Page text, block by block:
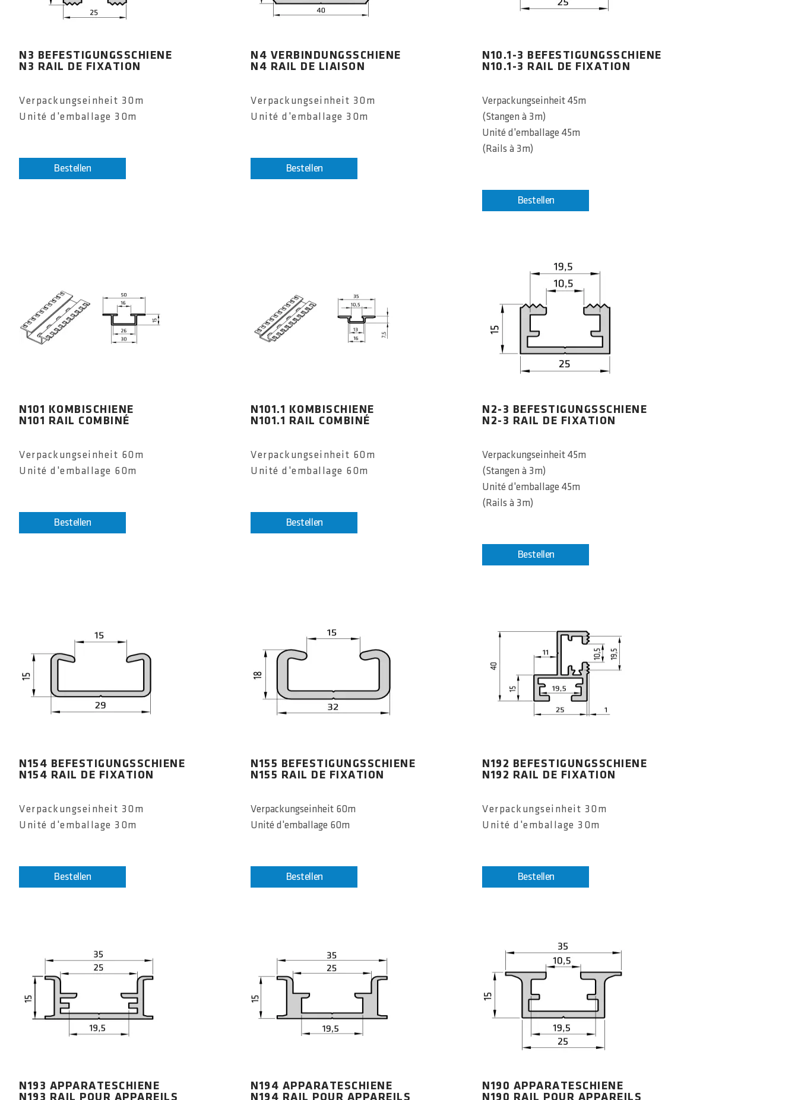
N3 BEFESTIGUNGSSCHIENE
N3 RAIL DE FIXATION
Verpackungseinheit 30m
Unité d'emballage 30m
Bestellen
N4 VERBINDUNGSSCHIENE
N4 RAIL DE LIAISON
Verpackungseinheit 30m
Unité d'emballage 30m
Bestellen
N10.1-3 BEFESTIGUNGSSCHIENE
N10.1-3 RAIL DE FIXATION
Verpackungseinheit 45m
(Stangen à 3m)
Unité d'emballage 45m
(Rails à 3m)
Bestellen
N101 KOMBISCHIENE
N101 RAIL COMBINÉ
Verpackungseinheit 60m
Unité d'emballage 60m
Bestellen
N101.1 KOMBISCHIENE
N101.1 RAIL COMBINÉ
Verpackungseinheit 60m
Unité d'emballage 60m
Bestellen
N2-3 BEFESTIGUNGSSCHIENE
N2-3 RAIL DE FIXATION
Verpackungseinheit 45m
(Stangen à 3m)
Unité d'emballage 45m
(Rails à 3m)
Bestellen
N154 BEFESTIGUNGSSCHIENE
N154 RAIL DE FIXATION
Verpackungseinheit 30m
Unité d'emballage 30m
Bestellen
N155 BEFESTIGUNGSSCHIENE
N155 RAIL DE FIXATION
Verpackungseinheit 60m
Unité d'emballage 60m
Bestellen
N192 BEFESTIGUNGSSCHIENE
N192 RAIL DE FIXATION
Verpackungseinheit 30m
Unité d'emballage 30m
Bestellen
N193 APPARATESCHIENE
N193 RAIL POUR APPAREILS
N194 APPARATESCHIENE
N194 RAIL POUR APPAREILS
N190 APPARATESCHIENE
N190 RAIL POUR APPAREILS